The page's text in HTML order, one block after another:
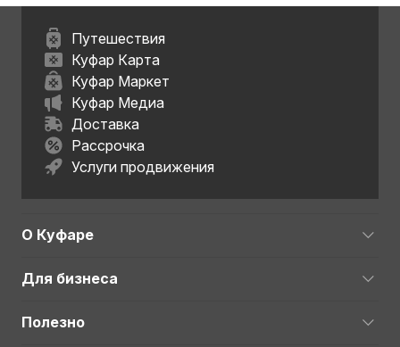
Путешествия
Куфар Карта
Куфар Маркет
Куфар Медиа
Доставка
Рассрочка
Услуги продвижения
О Куфаре
Для бизнеса
Полезно